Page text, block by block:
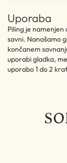
Uporaba
Piling je namenjen
savni. Nanašamo
končanem
uporabi gladka,
uporabo 1 do 2